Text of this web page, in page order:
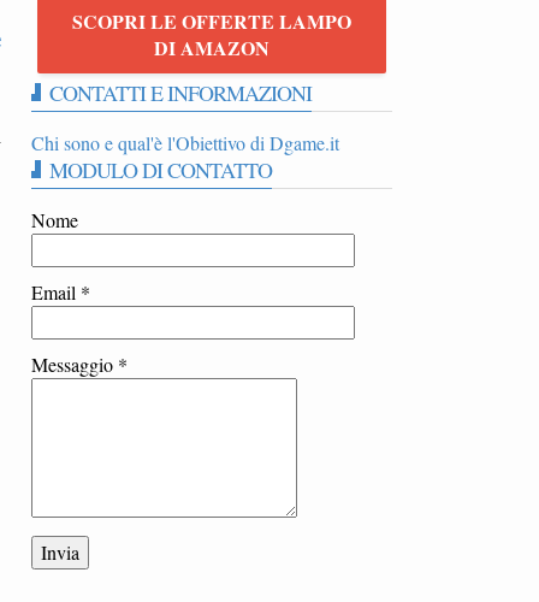
SCOPRI LE OFFERTE LAMPO
DI AMAZON
CONTATTI E INFORMAZIONI
Chi sono e qual'è l'Obiettivo di Dgame.it
MODULO DI CONTATTO
Nome
Email *
Messaggio *